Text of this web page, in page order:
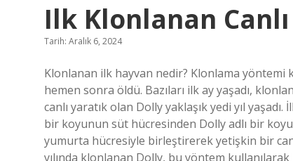
Ilk Klonlanan
Tarih: Aralık 6, 2024
Klonlanan ilk hayvan nedir? Klonlama yöntemi
hemen sonra öldü. Bazıları ilk ay yaşadı,
canlı yaratık olan Dolly yaklaşık yedi yıl
bir koyunun süt hücresinden Dolly adlı bir
yumurta hücresiyle birleştirerek yetişkin bir
yılında klonlanan Dolly, bu yöntem